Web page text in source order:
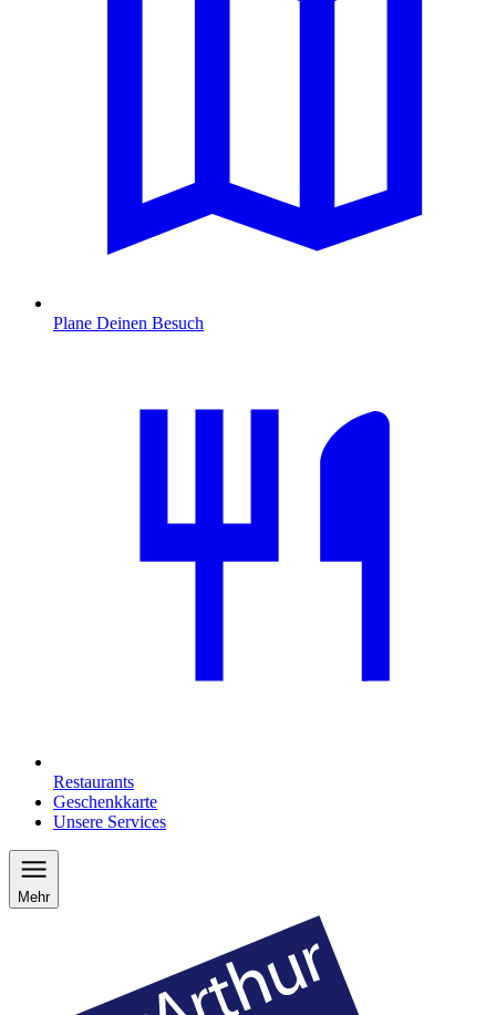
Plane Deinen Besuch
Restaurants
Geschenkkarte
Unsere Services
Mehr